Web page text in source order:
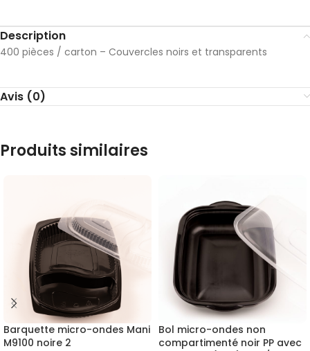
Description
400 pièces / carton – Couvercles noirs et transparents
Avis (0)
Produits similaires
Barquette micro-ondes Mani
M9100 noire 2
Bol micro-ondes non
compartimenté noir PP avec